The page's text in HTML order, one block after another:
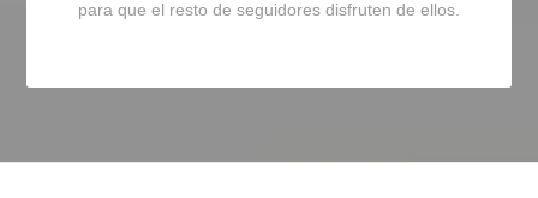
para que el resto de seguidores disfruten de ellos.